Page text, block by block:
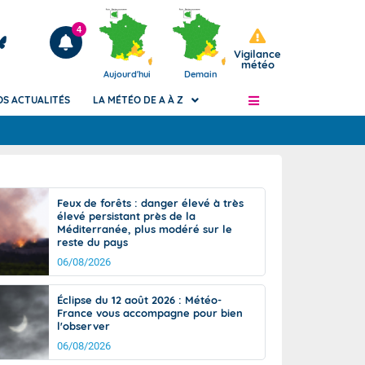
Articles
4
Aujourd'hui Demain
Vigilance
météo
de
Phénomènes dangereux de J+2 à J+7
Avertissement pluies intenses à l'échelle
des communes (Apic)
Bulletins Marine
d'avalanche
Météo des forêts
Vigicrues
ACTUALITÉS LA MÉTÉO DE A À Z
Feux de forêts : danger élevé à très
élevé persistant près de la
Méditerranée, plus modéré sur le
reste du pays
06/08/2026
Éclipse du 12 août 2026 : Météo-
France vous accompagne pour bien
l'observer
06/08/2026